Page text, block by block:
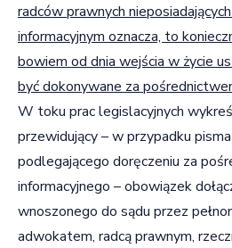
radców prawnych
informacyjnym oznacza, to
bowiem od dnia wejścia w życie
być dokonywane za
W toku prac legislacyjnych
przewidujący – w przypadku
podlegającego doręczeniu za
informacyjnego – obowiązek
wnoszonego do sądu przez
adwokatem, radcą prawnym,